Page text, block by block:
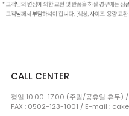
CALL CENTER
평일 10:00-17:00 (주말/공휴일 휴무)
FAX : 0502-123-1001 / E-mail :